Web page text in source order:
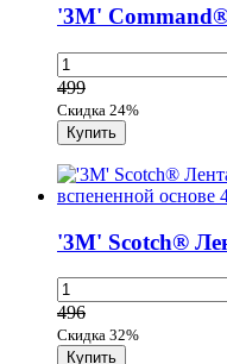
'3M' Command®
499
Скидка 24%
'3M' Scotch®
496
Скидка 32%